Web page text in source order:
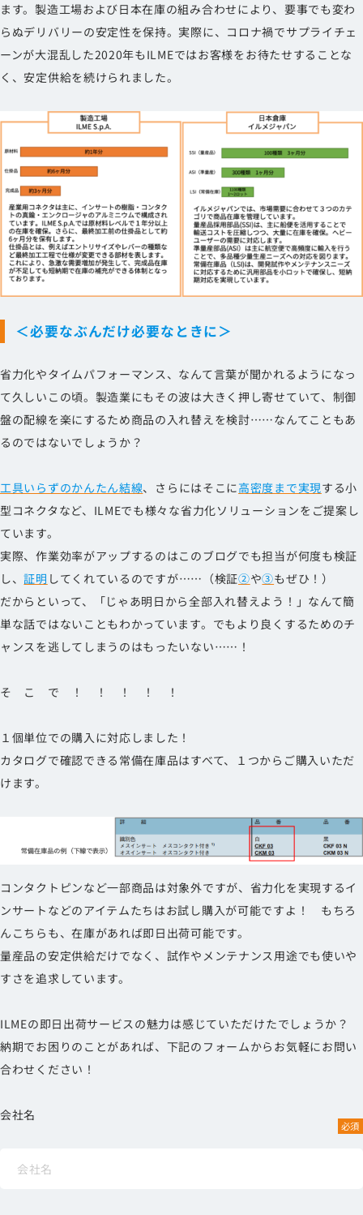
ます。製造工場および日本在庫の組み合わせにより、要事でも変わ
らぬデリバリーの安定性を保持。実際に、コロナ禍でサプライチェ
ーンが大混乱した2020年もILMEではお客様をお待たせすることな
く、安定供給を続けられました。
＜必要なぶんだけ必要なときに＞
省力化やタイムパフォーマンス、なんて言葉が聞かれるようになっ
て久しいこの頃。製造業にもその波は大きく押し寄せていて、制御
盤の配線を楽にするため商品の入れ替えを検討……なんてこともあ
るのではないでしょうか？
工具いらずのかんたん結線、さらにはそこに高密度まで実現する小
型コネクタなど、ILMEでも様々な省力化ソリューションをご提案し
ています。
実際、作業効率がアップするのはこのブログでも担当が何度も検証
し、証明 してくれているのですが……（検証②や③もぜひ！）
だからといって、「じゃあ明日から全部入れ替えよう！」なんて簡
単な話ではないこともわかっています。でもより良くするためのチ
ャンスを逃してしまうのはもったいない……！
そ こ で ！ ！ ！ ！ ！
１個単位での購入に対応しました！
カタログで確認できる常備在庫品はすべて、１つからご購入いただ
けます。
コンタクトピンなど一部商品は対象外ですが、省力化を実現するイ
ンサートなどのアイテムたちはお試し購入が可能ですよ！ もちろ
んこちらも、在庫があれば即日出荷可能です。
量産品の安定供給だけでなく、試作やメンテナンス用途でも使いや
すさを追求しています。
ILMEの即日出荷サービスの魅力は感じていただけたでしょうか？
納期でお困りのことがあれば、下記のフォームからお気軽にお問い
合わせください！
会社名